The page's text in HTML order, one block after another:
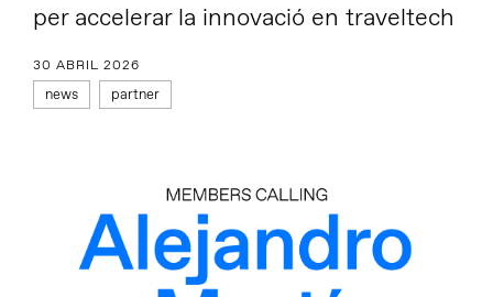
per accelerar la innovació en traveltech
30 ABRIL 2026
news partner